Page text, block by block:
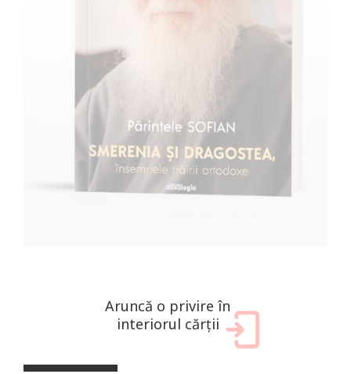
Aruncă o privire în
interiorul cărții